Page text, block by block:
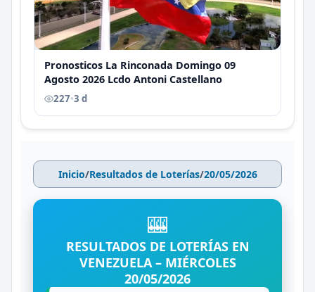
Pronosticos La Rinconada Domingo 09
Agosto 2026 Lcdo Antoni Castellano
227•3 d
Inicio/Resultados de Loterías/20/05/2026
🎰
RESULTADOS DE LOTERÍAS EN
VENEZUELA – MIÉRCOLES
20/05/2026